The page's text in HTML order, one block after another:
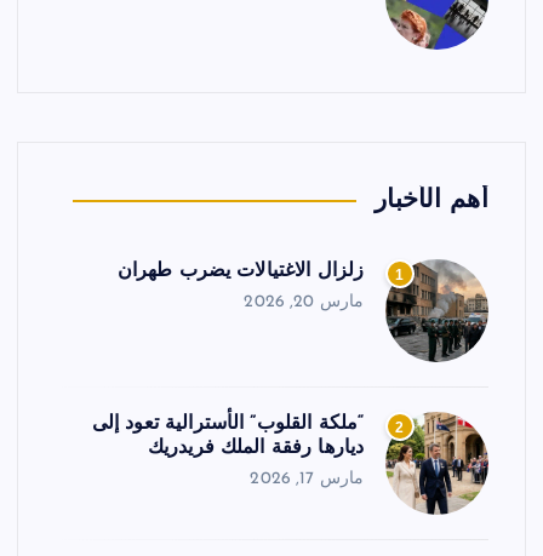
أهم الأخبار
1 زلزال الاغتيالات يضرب طهران
مارس 20, 2026
2
“ملكة القلوب” الأسترالية تعود إلى
ديارها رفقة الملك فريدريك
مارس 17, 2026